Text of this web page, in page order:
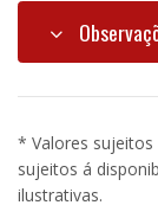
* Valores sujeitos
sujeitos á
ilustrativas.